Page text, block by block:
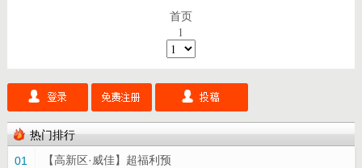
首页
1
热门排行
01
【高新区·威佳】超福利预